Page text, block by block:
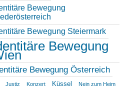
Bewegung
Bewegung Steiermark
Bewegung
Bewegung Österreich
Justiz Konzert Küssel Nein zum Heim